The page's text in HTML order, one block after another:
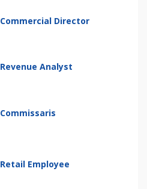
Commercial Director
Revenue Analyst
Commissaris
Retail Employee